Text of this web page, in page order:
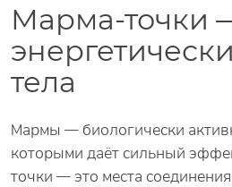
Марма-точки
тела
Мармы — биологически
которыми даёт сильный
точки — это места